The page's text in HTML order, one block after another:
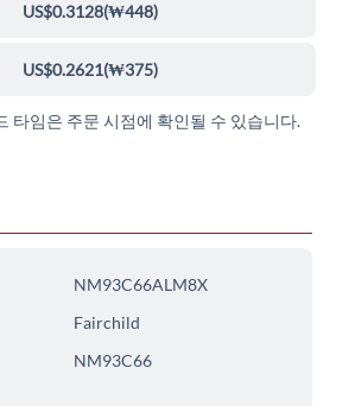
US$0.3128(₩448)
US$0.2621(₩375)
타임은 주문 시점에 확인될 수 있습니다.
NM93C66ALM8X
Fairchild
NM93C66